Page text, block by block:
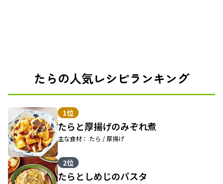
たらの人気レシピランキング
1位
たらと厚揚げのみぞれ煮
主な食材： たら / 厚揚げ
2位
たらとしめじのパスタ